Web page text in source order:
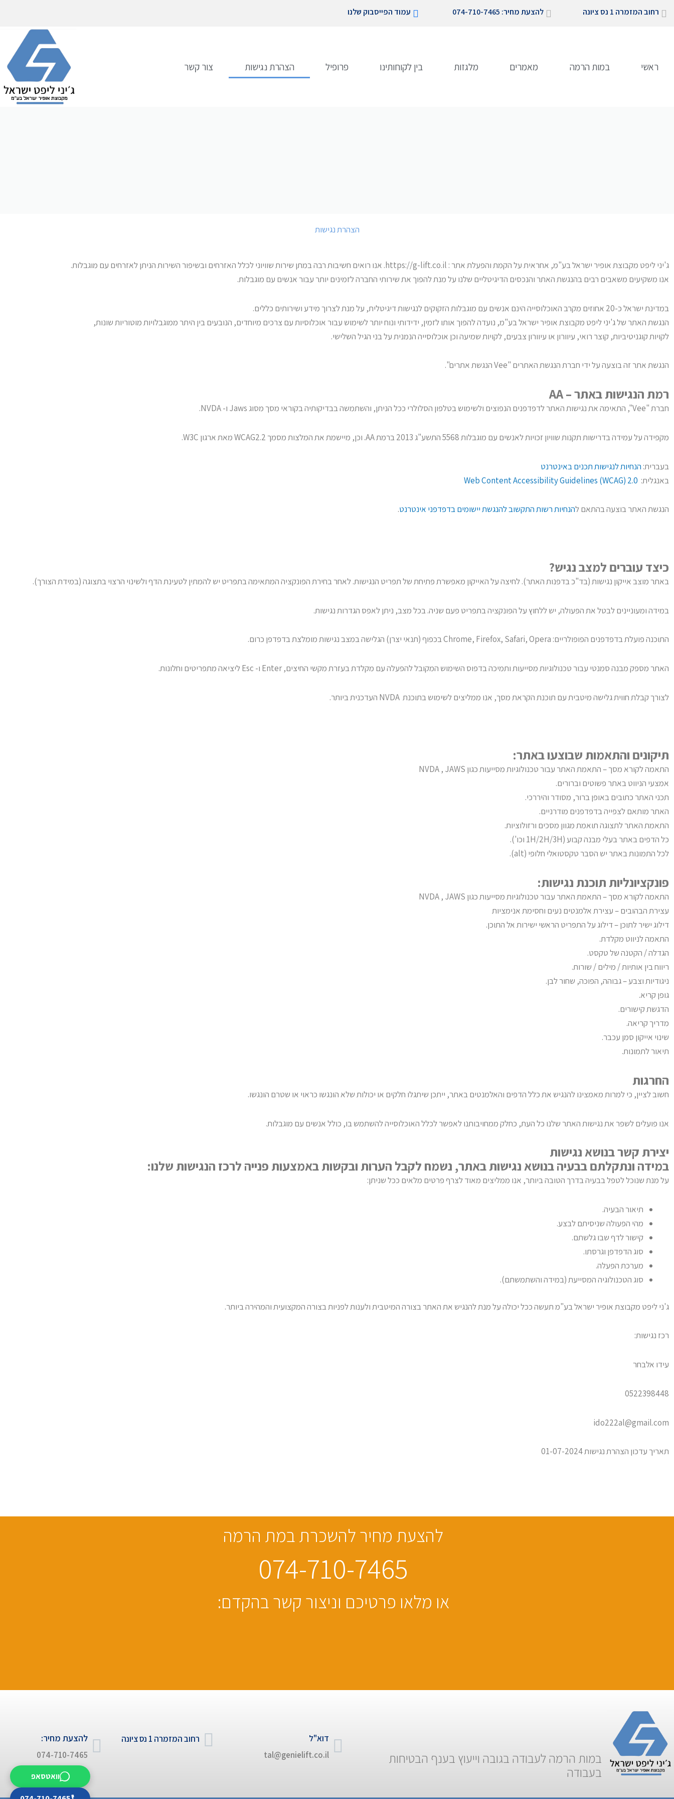
לתוכן
רחוב המזמרה 1 נס ציונה להצעת מחיר: 074-710-7465 עמוד הפייסבוק שלנו
ראשי במות הרמה מאמרים מלגזות בין לקוחותינו פרופיל הצהרת נגישות צור קשר
הצהרת נגישות
ג'יני ליפט מקבוצת אופיר ישראל בע"מ, אחראית על הקמת והפעלת אתר: https://g-lift.co.il
. אנו רואים חשיבות רבה במתן שירות שוויוני לכלל האזרחים ובשיפור השירות הניתן לאזרחים עם מוגבלות.
אנו משקיעים משאבים רבים בהנגשת האתר והנכסים הדיגיטליים שלנו על מנת להפוך את שירותי החברה לזמינים יותר עבור אנשים עם מוגבלות.
במדינת ישראל כ-20 אחוזים מקרב האוכלוסייה הינם אנשים עם מוגבלות הזקוקים לנגישות דיגיטלית, על מנת לצרוך מידע ושירותים כללים.
הנגשת האתר שלג'יני ליפט מקבוצת אופיר ישראל בע"מ, נועדה להפוך אותו לזמין, ידידותי ונוח יותר לשימוש עבור אוכלוסיות עם צרכים מיוחדים, הנובעים בין היתר ממוגבלויות מוטוריות שונות,
לקויות קוגניטיביות, קוצר רואי, עיוורון או עיוורון צבעים, לקויות שמיעה וכן אוכלוסייה הנמנית על בני הגיל השלישי.
הנגשת אתר זה בוצעה על ידי חברת הנגשת האתרים "Vee הנגשת אתרים".
רמת הנגישות באתר – AA
חברת "Vee", התאימה את נגישות האתר לדפדפנים הנפוצים ולשימוש בטלפון הסלולרי ככל הניתן, והשתמשה בבדיקותיה בקוראי מסך מסוג Jaws ו- NVDA.
מקפידה על עמידה בדרישות תקנות שוויון זכויות לאנשים עם מוגבלות 5568 התשע"ג 2013 ברמת AA. וכן, מיישמת את המלצות מסמך WCAG2.2 מאת ארגון W3C.
בעברית: הנחיות לנגישות תכנים באינטרנט
באנגלית: Web Content Accessibility Guidelines (WCAG) 2.0
הנגשת האתר בוצעה בהתאם להנחיות רשות התקשוב להנגשת יישומים בדפדפני אינטרנט.
כיצד עוברים למצב נגיש?
באתר מוצב אייקון נגישות (בד"כ בדפנות האתר). לחיצה על האייקון מאפשרת פתיחת של תפריט הנגישות. לאחר בחירת הפונקציה המתאימה בתפריט יש להמתין לטעינת הדף ולשינוי הרצוי בתצוגה (במידת הצורך).
במידה ומעוניינים לבטל את הפעולה, יש ללחוץ על הפונקציה בתפריט פעם שניה. בכל מצב, ניתן לאפס הגדרות נגישות.
התוכנה פועלת בדפדפנים הפופולריים: Chrome, Firefox, Safari, Opera בכפוף (תנאי יצרן) הגלישה במצב נגישות מומלצת בדפדפן כרום.
האתר מספק מבנה סמנטי עבור טכנולוגיות מסייעות ותמיכה בדפוס השימוש המקובל להפעלה עם מקלדת בעזרת מקשי החיצים, Enter ו- Esc ליציאה מתפריטים וחלונות.
לצורך קבלת חווית גלישה מיטבית עם תוכנת הקראת מסך, אנו ממליצים לשימוש בתוכנת NVDA העדכנית ביותר.
תיקונים והתאמות שבוצעו באתר:
התאמה לקורא מסך – התאמת האתר עבור טכנולוגיות מסייעות כגון NVDA , JAWS
אמצעי הניווט באתר פשוטים וברורים.
תכני האתר כתובים באופן ברור, מסודר והיררכי.
האתר מותאם לצפייה בדפדפנים מודרניים.
התאמת האתר לתצוגה תואמת מגוון מסכים ורזולוציות.
כל הדפים באתר בעלי מבנה קבוע (1H/2H/3H וכו').
לכל התמונות באתר יש הסבר טקסטואלי חלופי (alt).
פונקציונליות תוכנת נגישות:
התאמה לקורא מסך – התאמת האתר עבור טכנולוגיות מסייעות כגון NVDA , JAWS
עצירת הבהובים – עצירת אלמנטים נעים וחסימת אנימציות
דילוג ישיר לתוכן – דילוג על התפריט הראשי ישירות אל התוכן.
התאמה לניווט מקלדת.
הגדלה / הקטנה של טקסט.
ריווח בין אותיות / מילים / שורות.
ניגודיות וצבע – גבוהה, הפוכה, שחור לבן.
גופן קריא.
הדגשת קישורים.
מדריך קריאה.
שינוי אייקון סמן עכבר.
תיאור לתמונות.
החרגות
חשוב לציין, כי למרות מאמצינו להנגיש את כלל הדפים והאלמנטים באתר, ייתכן שיתגלו חלקים או יכולות שלא הונגשו כראוי או שטרם הונגשו.
אנו פועלים לשפר את נגישות האתר שלנו כל העת, כחלק ממחויבותנו לאפשר לכלל האוכלוסייה להשתמש בו, כולל אנשים עם מוגבלות.
יצירת קשר בנושא נגישות
במידה ונתקלתם בבעיה בנושא נגישות באתר, נשמח לקבל הערות ובקשות באמצעות פנייה לרכז הנגישות שלנו:
על מנת שנוכל לטפל בבעיה בדרך הטובה ביותר, אנו ממליצים מאוד לצרף פרטים מלאים ככל שניתן:
תיאור הבעיה.
מהי הפעולה שניסיתם לבצע.
קישור לדף שבו גלשתם.
סוג הדפדפן וגרסתו.
מערכת הפעלה.
סוג הטכנולוגיה המסייעת (במידה והשתמשתם).
ג'ני ליפט מקבוצת אופיר ישראל בע"מתעשה ככל יכולה על מנת להנגיש את האתר בצורה המיטבית ולענות לפניות בצורה המקצועית והמהירה ביותר.
רכז נגישות:
עידו אלבחר
0522398448
ido222al@gmail.com
תאריך עדכון הצהרת נגישות01-07-2024
להצעת מחיר להשכרת במת הרמה
074-710-7465
או מלאו פרטיכם וניצור קשר בהקדם:
במות הרמה לעבודה בגובה וייעוץ בענף הבטיחות
בעבודה
דוא"ל
tal@genielift.co.il
רחוב המזמרה 1 נס ציונה להצעת מחיר:
074-710-7465
וואטסאפ